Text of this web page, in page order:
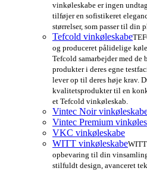
vinkøleskabe er ingen
tilføjer en sofistikeret
størrelser, som passer til din
Tefcold vinkøleskabe
og produceret pålidelige
Tefcold samarbejder med de
produkter i deres egne
lever op til deres høje krav.
kvalitetsprodukter til en
et Tefcold vinkøleskab.
Vintec Noir
Vintec Premium
VKC vinkøleskabe
WITT vinkøleskabe
opbevaring til din
stilfuldt design, avanceret